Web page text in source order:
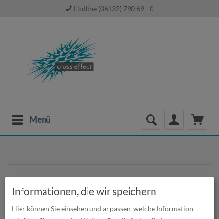
Hotline (06132) 790 69 - 0
Menü
Sonnenschirme
Informationen, die wir speichern
Hier können Sie einsehen und anpassen, welche Information